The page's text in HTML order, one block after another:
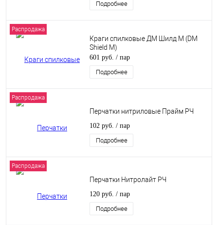
Подробнее
Распродажа
Краги спилковые ДМ Шилд М (DM
Shield M)
601 руб. / пар
Подробнее
Распродажа
Перчатки нитриловые Прайм РЧ
102 руб. / пар
Подробнее
Распродажа
Перчатки Нитролайт РЧ
120 руб. / пар
Подробнее